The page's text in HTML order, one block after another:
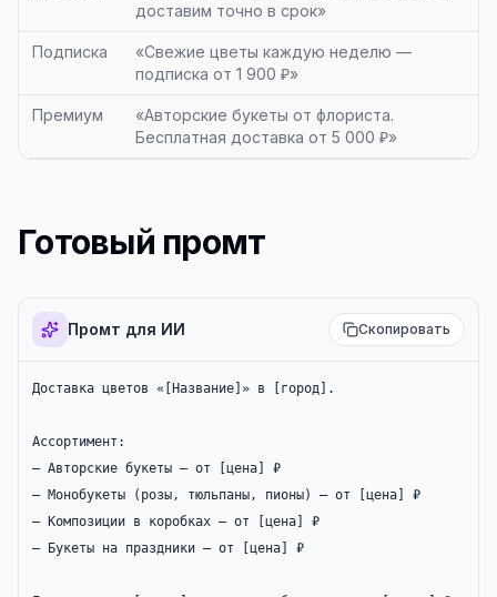
доставим точно в срок»
Подписка
«Свежие цветы каждую неделю —
подписка от 1 900 ₽»
Премиум
«Авторские букеты от флориста.
Бесплатная доставка от 5 000 ₽»
Готовый промт
Промт для ИИ Скопировать
Доставка цветов «[Название]» в [город].
Ассортимент:
— Авторские букеты — от [цена] ₽
— Монобукеты (розы, тюльпаны, пионы) — от [цена] ₽
— Композиции в коробках — от [цена] ₽
— Букеты на праздники — от [цена] ₽